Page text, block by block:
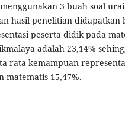
3 buah soal
hasil penelitian
peserta didik pada
adalah 23,14%
rata kemampuan
matematis 15,47%.